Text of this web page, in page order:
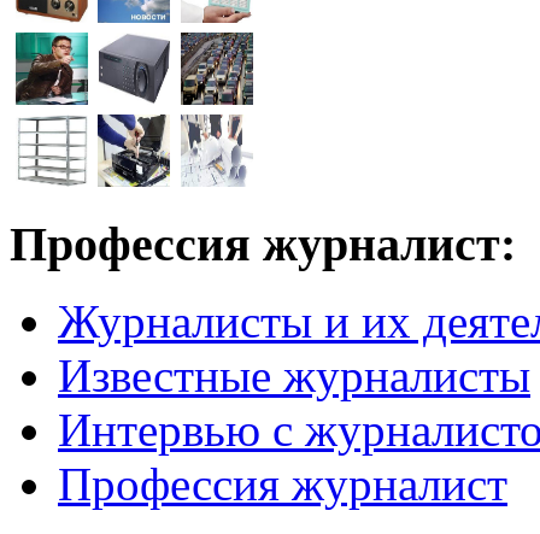
Профессия журналист:
Журналисты и их
Известные журналисты
Интервью с
Профессия журналист